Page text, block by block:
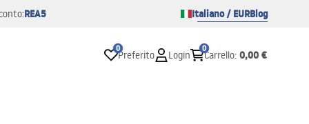
REA5 Italiano / EURBlog
0
Preferito Login
0
Carrello: 0,00 €